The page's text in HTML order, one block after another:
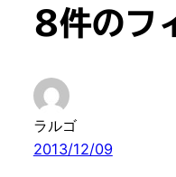
8件のフ
ラルゴ
2013/12/09